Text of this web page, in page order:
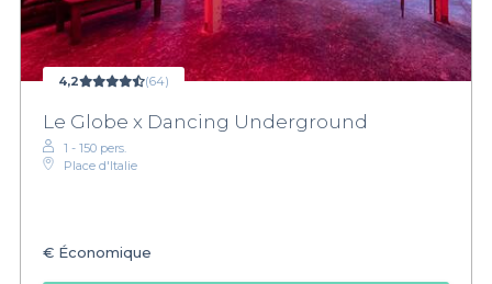
4,2 (64)
Le Globe x Dancing Underground
1 - 150 pers.
Place d'Italie
€ Économique